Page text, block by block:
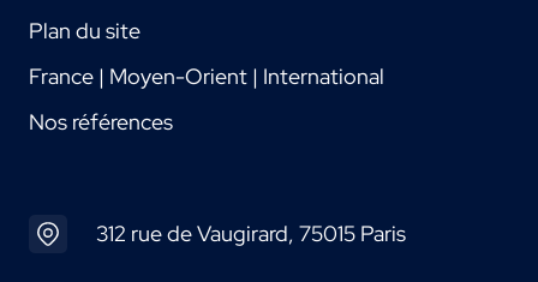
Plan du site
France | Moyen-Orient | International
Nos références
312 rue de Vaugirard, 75015 Paris